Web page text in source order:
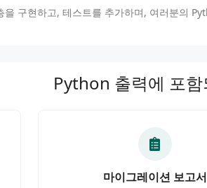
구현하고, 테스트를 추가하며, 여러분의
Python 출력에 포함
마이그레이션 보고서